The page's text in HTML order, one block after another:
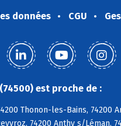
données CGU
est proche de :
Thonon-les-Bains, 74200
74200 Anthy s/Léman,